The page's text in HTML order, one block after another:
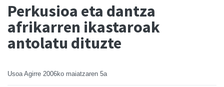
Perkusioa eta dantza
afrikarren ikastaroak
antolatu dituzte
Usoa Agirre 2006ko maiatzaren 5a